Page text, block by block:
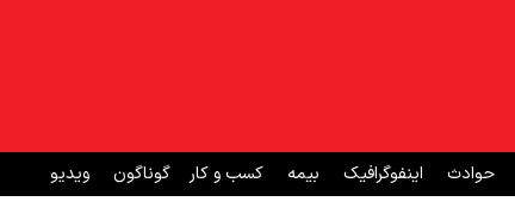
حوادث اینفوگرافیک بیمه کسب و کار گوناگون ویدیو